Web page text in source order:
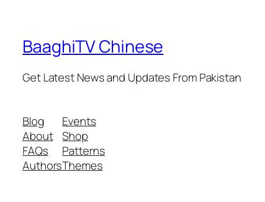
BaaghiTV Chinese
Get Latest News and Updates From Pakistan
Blog
About
FAQs
Authors
Events
Shop
Patterns
Themes